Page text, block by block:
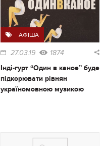
АФІША
27.03.19 1874
Інді-гурт “Один в каное” буде
підкорювати рівнян
україномовною музикою